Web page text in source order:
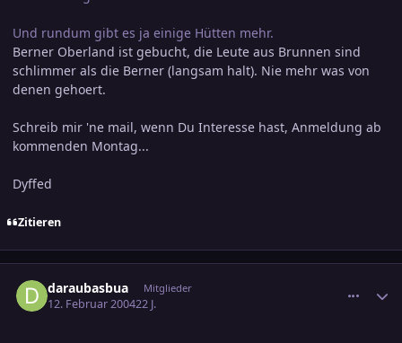
Und rundum gibt es ja einige Hütten mehr.
Berner Oberland ist gebucht, die Leute aus Brunnen sind
schlimmer als die Berner (langsam halt). Nie mehr was von
denen gehoert.
Schreib mir 'ne mail, wenn Du Interesse hast, Anmeldung ab
kommenden Montag...
Dyffed
Zitieren
daraubasbua Mitglieder
12. Februar 200422 J.